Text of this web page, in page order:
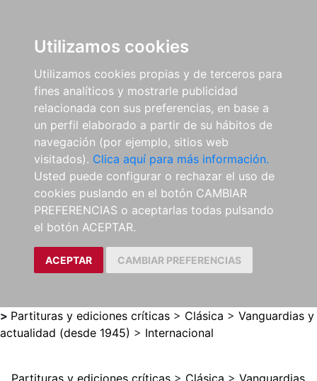
Utilizamos cookies
Utilizamos cookies propias y de terceros para
fines analíticos y mostrarle publicidad
relacionada con sus preferencias, en base a
un perfil elaborado a partir de su hábitos de
navegación (por ejemplo, sitios web
visitados). Clica aquí para más información.
Usted puede configurar o rechazar el uso de
cookies puslando en el botón CAMBIAR
PREFERENCIAS o aceptarlas todas pulsando
el botón ACEPTAR.
ACEPTAR CAMBIAR PREFERENCIAS
> Partituras y ediciones críticas > Clásica > Vanguardias y
actualidad (desde 1945) > Internacional
Partituras y ediciones críticas > Clásica > Vanguardias